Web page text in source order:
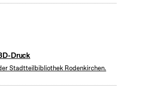
Druck
Stadtteilbibliothek Rodenkirchen.